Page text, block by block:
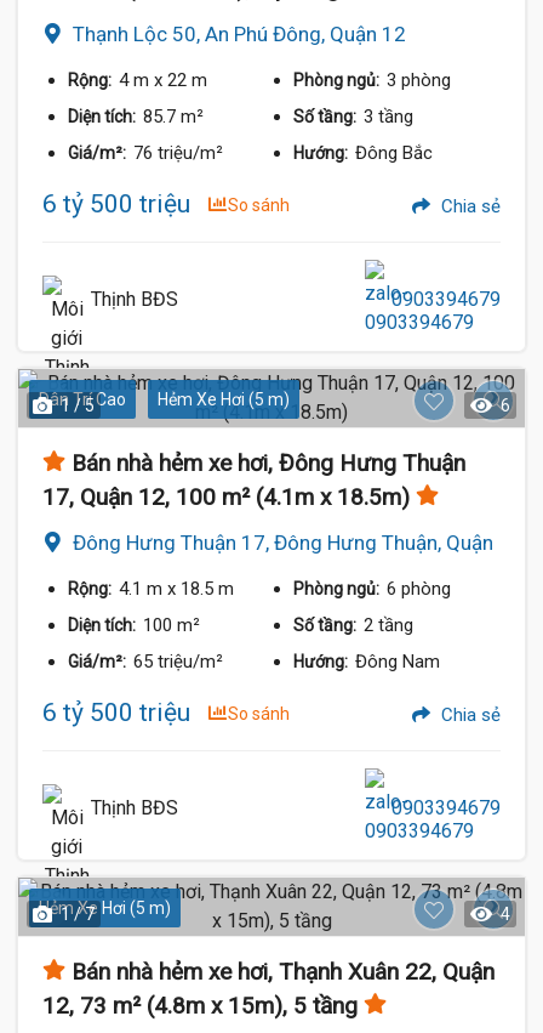
Thạnh Lộc 50, An Phú Đông, Quận 12
Rộng: 4 m x 22 m Phòng ngủ: 3 phòng
Diện tích: 85.7 m² Số tầng: 3 tầng
Giá/m²: 76 triệu/m² Hướng: Đông Bắc
6 tỷ 500 triệu So sánh Chia sẻ
Thịnh BĐS 0903394679
Dân Trí Cao Hẻm Xe Hơi (5 m)
1 / 5 6
Bán nhà hẻm xe hơi, Đông Hưng Thuận
17, Quận 12, 100 m² (4.1m x 18.5m)
Đông Hưng Thuận 17, Đông Hưng Thuận, Quận
Rộng: 4.1 m x 18.5 m Phòng ngủ: 6 phòng
Diện tích: 100 m² Số tầng: 2 tầng
Giá/m²: 65 triệu/m² Hướng: Đông Nam
6 tỷ 500 triệu So sánh Chia sẻ
Thịnh BĐS 0903394679
Hẻm Xe Hơi (5 m)
1 / 7 4
Bán nhà hẻm xe hơi, Thạnh Xuân 22, Quận
12, 73 m² (4.8m x 15m), 5 tầng